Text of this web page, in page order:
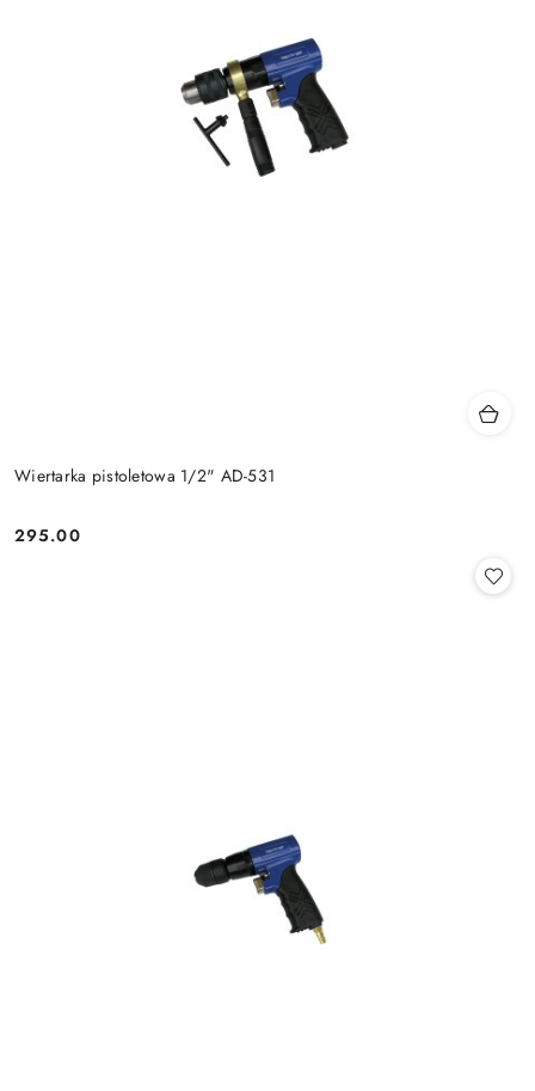
Wiertarka pistoletowa 1/2" AD-531
Cena:
295.00